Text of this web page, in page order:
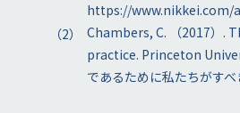
https://www.nikkei.com/
Chambers, C. （2017）.
practice. Princeton
であるために私たちがすべ